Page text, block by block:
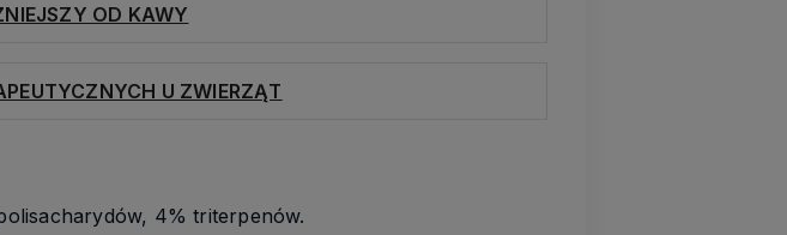
OD KAWY
U ZWIERZĄT
4% triterpenów.